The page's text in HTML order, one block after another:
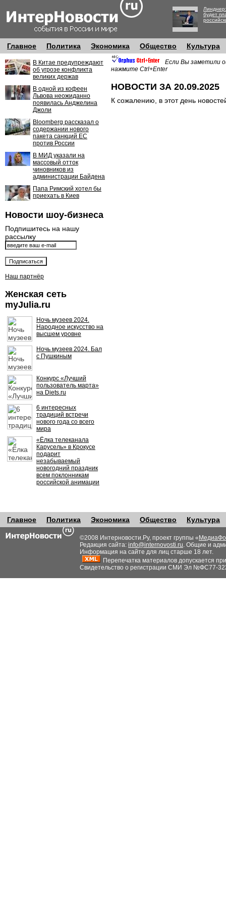
будет
Главное Политика Экономика Общество Культура
В Китае предупреждают
об угрозе конфликта
великих держав
В одной из кофеен
Львова неожиданно
появилась Анджелина
Джоли
Bloomberg рассказал о
содержании нового
пакета санкций ЕС
против России
В МИД указали на
массовый отток
чиновников из
администрации Байдена
Папа Римский хотел бы
приехать в Киев
Новости шоу-бизнеса
Подпишитесь на нашу
рассылку
Наш партнёр
Женская сеть
myJulia.ru
Ночь музеев 2024.
Народное искусство на
высшем уровне
Ночь музеев 2024. Бал
с Пушкиным
Конкурс «Лучший
пользователь марта»
на Diets.ru
6 интересных
традиций встречи
нового года со всего
мира
«Ёлка телеканала
Карусель» в Крокусе
подарит
незабываемый
новогодний праздник
всем поклонникам
российской анимации
Если Вы заметили
нажмите Ctrl+Enter
НОВОСТИ ЗА 20.09.2025
К сожалению, в этот день
Главное Политика Экономика Общество Культура
©2008 Интерновости.Ру, проект группы «
Редакция сайта: info@internovosti.ru. Общие и
Информация на сайте для лиц старше 18 лет.
Перепечатка материалов допускается
Свидетельство о регистрации СМИ Эл №ФС77-